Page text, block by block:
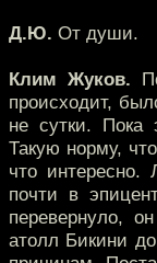
Д.Ю. От души.
Клим Жуков.
происходит,
не сутки. Пока
Такую норму,
что интересно.
почти в
перевернуло,
атолл Бикини